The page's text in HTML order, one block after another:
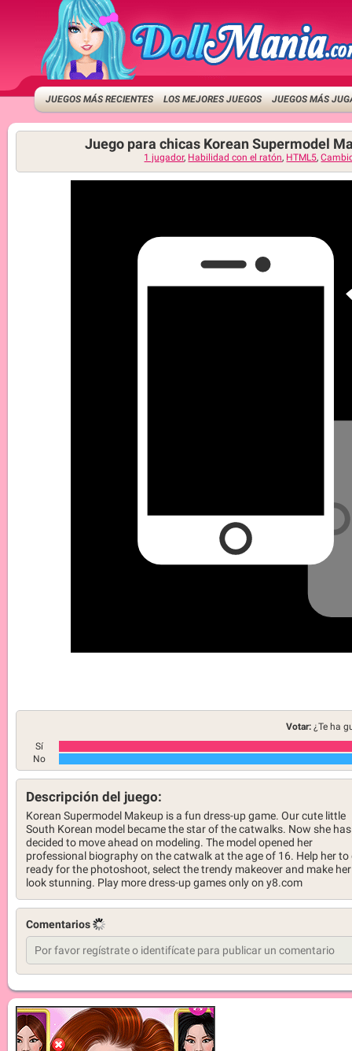
JUEGOS MÁS RECIENTES LOS MEJORES JUEGOS JUEGOS MÁS
Juego para chicas Korean Supermodel
1 jugador, Habilidad con el ratón, HTML5,
Votar: ¿Te ha
Sí
No
Descripción del juego:
Korean Supermodel Makeup is a fun dress-up game. Our cute little
South Korean model became the star of the catwalks. Now she has
decided to move ahead on modeling. The model opened her
professional biography on the catwalk at the age of 16. Help her to
ready for the photoshoot, select the trendy makeover and make her
look stunning. Play more dress-up games only on y8.com
Comentarios